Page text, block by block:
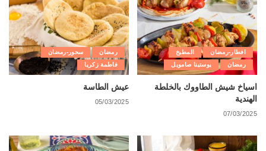
افطار-رمضان
المطبخ
رمضان
يوستينا صامويل
اسياخ شيش الطاووك بالخلطة
الهندية
07/03/2025
رمضان
سحور-رمضان
فاطمة زكريا
عيش الطاسة
05/03/2025